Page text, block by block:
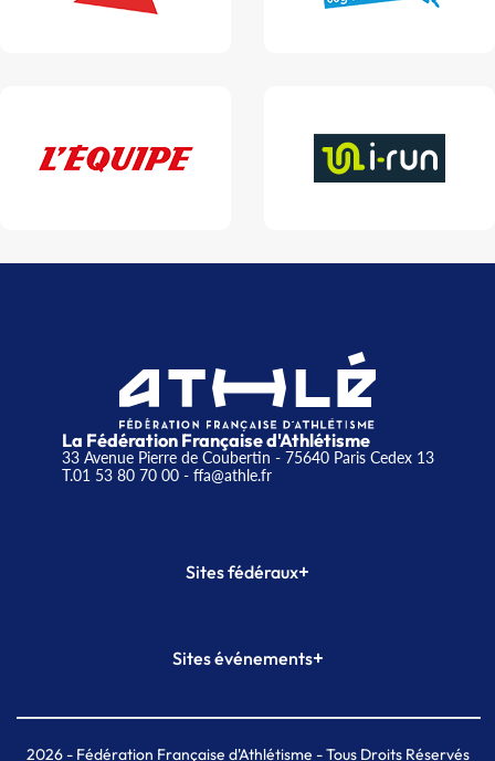
La Fédération Française d'Athlétisme
33 Avenue Pierre de Coubertin - 75640 Paris Cedex 13
T.01 53 80 70 00- ffa@athle.fr
Sites fédéraux+
Plateforme Formation
Sites événements+
Meeting de Paris indoor
MAIF Ekiden de Paris
2026- Fédération Française d'Athlétisme - Tous Droits Réservés